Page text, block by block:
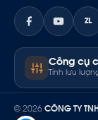
ZL
Công cụ
Tính lưu
© 2026 CÔNG TY